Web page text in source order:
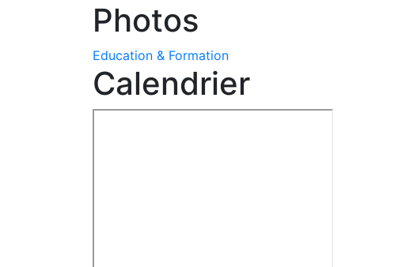
Photos
Education & Formation
Calendrier